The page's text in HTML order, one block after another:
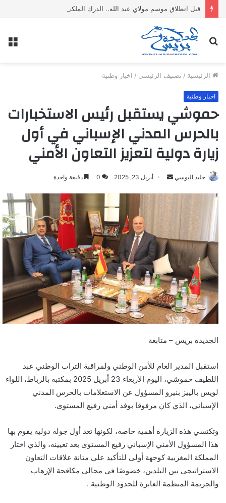
بحث
الرئيسية / تصنيف الرئيسي / اخبار وطنية
اخبار وطنية
حموشي يستقبل رئيس الاستخبارات
بالحرس المدني الإسباني في أول
زيارة دولية لتعزيز التعاون الأمني
خليد اليوسي
ر
ي
ا
إ
ل
ك
ت
ي
ا
أبريل 23, 2025 0 دقيقة واحدة
الجديدة بريس – متابعة
استقبل المدير العام للأمن الوطني ولمراقبة التراب الوطني عبد
اللطيف حموشي، اليوم الأربعاء 23 أبريل 2025 بمكتبه بالرباط، اللواء
لويس بالييز بنيرو المسؤول عن الاستعلامات بالحرس المدني
الإسباني، الذي كان مرفوقا بوفد أمني رفيع المستوى.
وتكتسي هذه الزيارة أهمية خاصة، لكونها تعد أول جولة دولية يقوم بها
هذا المسؤول الأمني الإسباني رفيع المستوى بعد تعيينه، والذي اختار
المملكة المغربية كوجهة أولى للتأكيد على متانة علاقات التعاون
الاستراتيجي بين البلدين، خصوصًا في مجالي مكافحة الإرهاب
والجريمة المنظمة العابرة للحدود الوطنية .